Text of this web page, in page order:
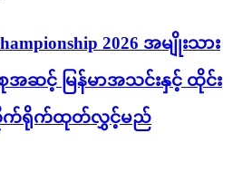
2026 အမျိုးသား
အဆင့် မြန်မာအသင်းနှင့် ထိုင်း
က်ရိုက်ထုတ်လွှင့်မည်